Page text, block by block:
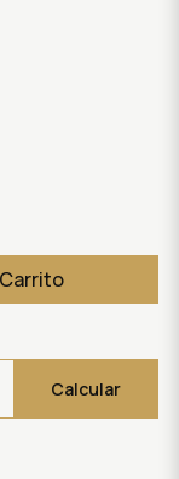
Calcular